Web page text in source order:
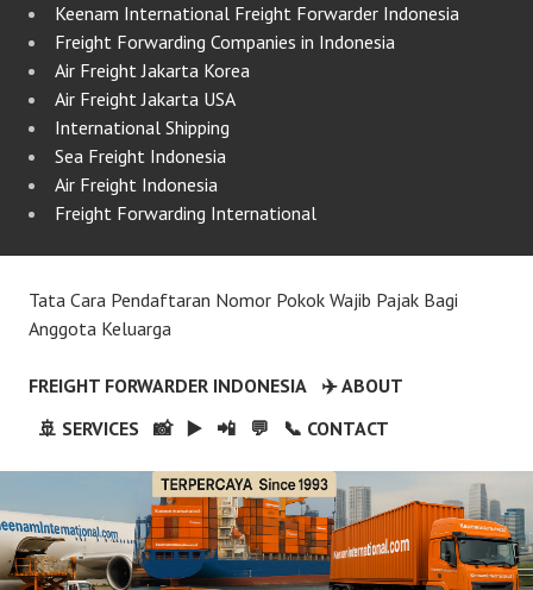
Keenam International Freight Forwarder Indonesia
Freight Forwarding Companies in Indonesia
Air Freight Jakarta Korea
Air Freight Jakarta USA
International Shipping
Sea Freight Indonesia
Air Freight Indonesia
Freight Forwarding International
Tata Cara Pendaftaran Nomor Pokok Wajib Pajak Bagi
Anggota Keluarga
FREIGHT FORWARDER INDONESIA
✈️ ABOUT
🚢 SERVICES
📸 ▶️ 📲 💬 📞 CONTACT